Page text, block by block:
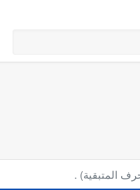
المتبقية) .